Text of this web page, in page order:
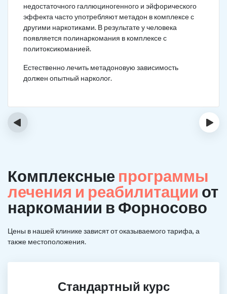
недостаточного галлюциногенного и эйфорического
эффекта часто употребляют метадон в комплексе с
другими наркотиками. В результате у человека
появляется полинаркомания в комплексе с
политоксикоманией.
Естественно лечить метадоновую зависимость
должен опытный нарколог.
‹ ›
Комплексные программы
лечения и реабилитации от
наркомании в Форносово
Цены в нашей клинике зависят от оказываемого тарифа, а
также местоположения.
Стандартный курс